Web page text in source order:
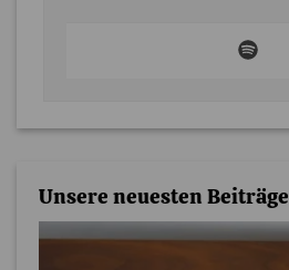
Unsere neuesten Beiträge